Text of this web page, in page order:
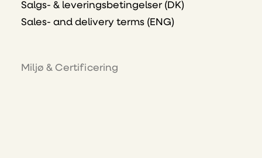
Salgs- & leveringsbetingelser (DK)
Sales- and delivery terms (ENG)
Miljø & Certificering